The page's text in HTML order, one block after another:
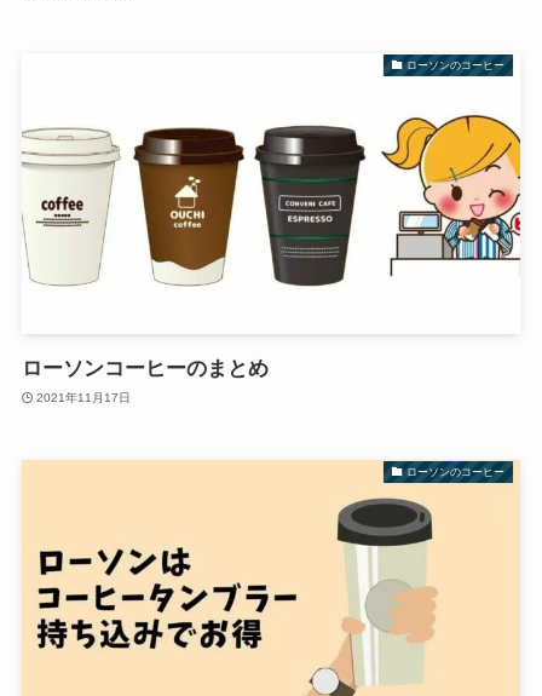
ローソンのコーヒー
ローソンコーヒーのまとめ
2021年11月17日
ローソンのコーヒー